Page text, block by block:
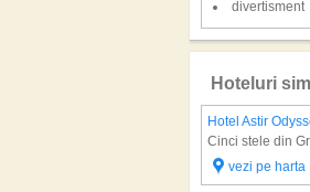
divertisment
Hoteluri
Hotel Astir
Cinci stele din
vezi pe harta